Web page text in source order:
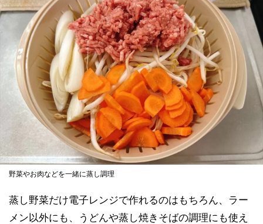
野菜やお肉などを一緒に蒸し調理
蒸し野菜だけ電子レンジで作れるのはもちろん、ラー
メン以外にも、うどんや蒸し焼きそばの調理にも使え